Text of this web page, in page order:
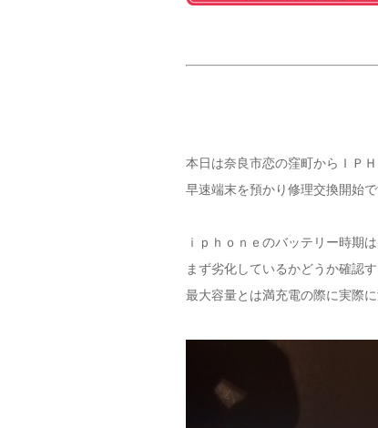
本日は奈良市恋の窪町からＩＰ
早速端末を預かり修理交換開始で
ｉｐｈｏｎｅのバッテリー時期は
まず劣化しているかどうか確認
最大容量とは満充電の際に実際